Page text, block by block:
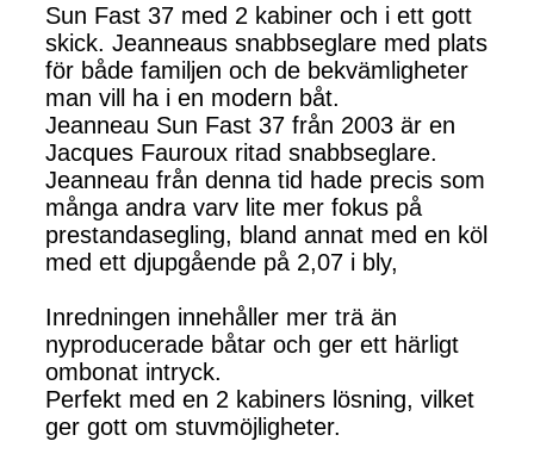
Sun Fast 37 med 2 kabiner och i ett gott
skick. Jeanneaus snabbseglare med plats
för både familjen och de bekvämligheter
man vill ha i en modern båt.
Jeanneau Sun Fast 37 från 2003 är en
Jacques Fauroux ritad snabbseglare.
Jeanneau från denna tid hade precis som
många andra varv lite mer fokus på
prestandasegling, bland annat med en köl
med ett djupgående på 2,07 i bly,
Inredningen innehåller mer trä än
nyproducerade båtar och ger ett härligt
ombonat intryck.
Perfekt med en 2 kabiners lösning, vilket
ger gott om stuvmöjligheter.